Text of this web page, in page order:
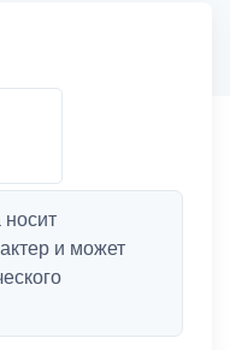
и может